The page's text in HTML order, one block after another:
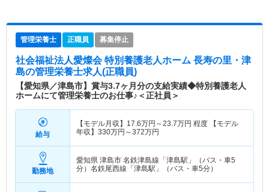
管理栄養士 正職員 募集停止
社会福祉法人愛燦会 特別養護老人ホーム 長寿の里・津
島の管理栄養士求人(正職員)
【愛知県／津島市】賞与3.7ヶ月分の支給実績◆特別養護老人
ホームにて管理栄養士のお仕事♪＜正社員＞
給与
【モデル月収】 17.6万円～23.7万円 程度 【モデル
年収】 330万円～372万円
勤務地
愛知県 津島市 名鉄津島線「津島駅」（バス・車5
分）名鉄尾西線「津島駅」（バス・車5分）